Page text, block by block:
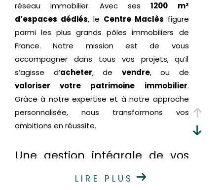
réseau immobilier. Avec ses1200 m²
d’espaces dédiés, le Centre Maclès figure
parmi les plus grands pôles immobiliers de
France. Notre mission est de vous
accompagner dans tous vos projets, qu’il
s’agisse d’acheter, de vendre, ou de
valoriser votre patrimoine immobilier.
Grâce à notre expertise et à notre approche
personnalisée, nous transformons vos
ambitions en réussite.
Une gestion intégrale de vos
projets immobiliers
LIRE PLUS